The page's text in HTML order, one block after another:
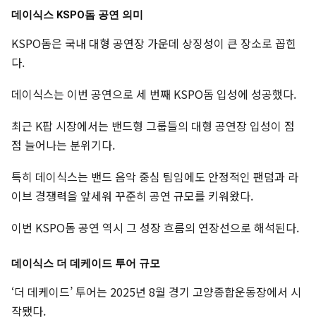
데이식스 KSPO돔 공연 의미
KSPO돔은 국내 대형 공연장 가운데 상징성이 큰 장소로 꼽힌
다.
데이식스는 이번 공연으로 세 번째 KSPO돔 입성에 성공했다.
최근 K팝 시장에서는 밴드형 그룹들의 대형 공연장 입성이 점
점 늘어나는 분위기다.
특히 데이식스는 밴드 음악 중심 팀임에도 안정적인 팬덤과 라
이브 경쟁력을 앞세워 꾸준히 공연 규모를 키워왔다.
이번 KSPO돔 공연 역시 그 성장 흐름의 연장선으로 해석된다.
데이식스 더 데케이드 투어 규모
‘더 데케이드’ 투어는 2025년 8월 경기 고양종합운동장에서 시
작됐다.